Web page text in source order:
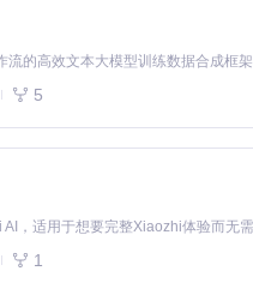
流的高效文本大模型训练数据合成框架
5
1